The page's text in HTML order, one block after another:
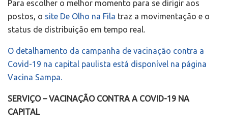
Para escolher o melhor momento para se dirigir aos
postos, o site De Olho na Fila traz a movimentação e o
status de distribuição em tempo real.
O detalhamento da campanha de vacinação contra a
Covid-19 na capital paulista está disponível na página
Vacina Sampa.
SERVIÇO – VACINAÇÃO CONTRA A COVID-19 NA
CAPITAL